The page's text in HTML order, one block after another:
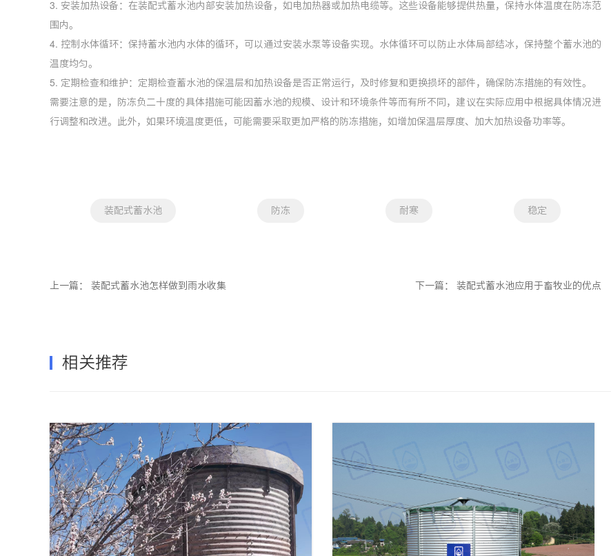
3. 安装加热设备：在装配式蓄水池内部安装加热设备，如电加热器或加热电缆等。这些设备能够提供热量，保持水体温度在防冻范
围内。
4. 控制水体循环：保持蓄水池内水体的循环，可以通过安装水泵等设备实现。水体循环可以防止水体局部结冰，保持整个蓄水池的
温度均匀。
5. 定期检查和维护：定期检查蓄水池的保温层和加热设备是否正常运行，及时修复和更换损坏的部件，确保防冻措施的有效性。
需要注意的是，防冻负二十度的具体措施可能因蓄水池的规模、设计和环境条件等而有所不同，建议在实际应用中根据具体情况进
行调整和改进。此外，如果环境温度更低，可能需要采取更加严格的防冻措施，如增加保温层厚度、加大加热设备功率等。
装配式蓄水池 防冻 耐寒 稳定
上一篇： 装配式蓄水池怎样做到雨水收集 下一篇： 装配式蓄水池应用于畜牧业的优点
相关推荐